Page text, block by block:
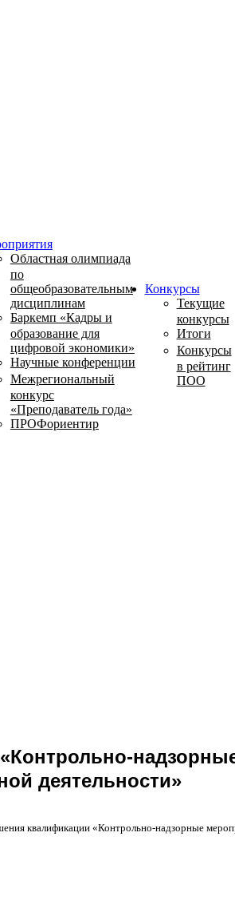
Областная олимпиада
по
общеобразовательным
дисциплинам
Баркемп «Кадры и
образование для
цифровой экономики»
Научные конференции
Межрегиональный
конкурс
«Преподаватель года»
ПРОФориентир
Конкурсы
Текущие
конкурсы
Итоги
Конкурсы
в рейтинг
ПОО
деятельности»
квалификации «Контрольно-надзорные